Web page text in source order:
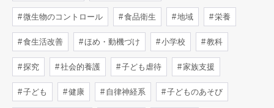
微生物のコントロール 食品衛生 地域 栄養
食生活改善 ほめ・動機づけ 小学校 教科
探究 社会的養護 子ども虐待 家族支援
子ども 健康 自律神経系 子どものあそび